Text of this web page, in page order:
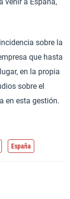
sobre la
que hasta
en la propia
sobre el
en esta gestión.
España